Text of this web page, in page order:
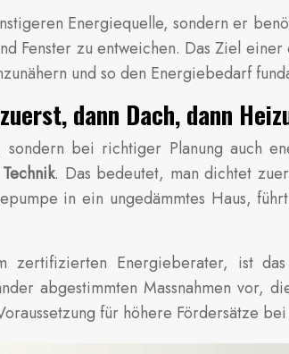
Energiequelle, sondern er
Fenster zu entweichen. Das Ziel
und so den Energiebedarf
dann Dach, dann
bei richtiger Planung auch
. Das bedeutet, man dichtet
in ein ungedämmtes Haus,
zertifizierten Energieberater, ist
abgestimmten Massnahmen vor,
für höhere Fördersätze